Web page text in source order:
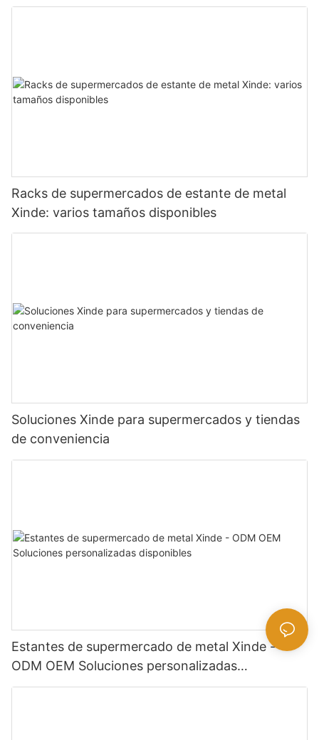
supermercados y supermercados.
Racks de supermercados de estante de metal
Xinde: varios tamaños disponibles
Soluciones Xinde para supermercados y tiendas
de conveniencia
Estantes de supermercado de metal Xinde -
ODM OEM Soluciones personalizadas
disponibles